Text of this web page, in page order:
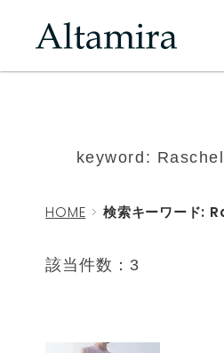
keyword:
HOME 検索キーワード
該当件数：3